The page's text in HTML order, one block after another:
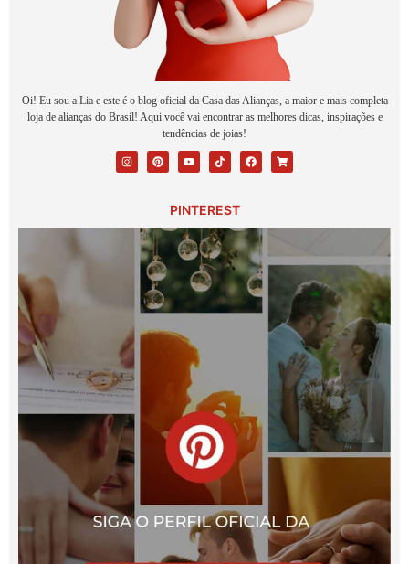
Oi! Eu sou a Lia e este é o blog oficial da Casa das Alianças, a maior e mais completa
loja de alianças do Brasil! Aqui você vai encontrar as melhores dicas, inspirações e
tendências de joias!
PINTEREST